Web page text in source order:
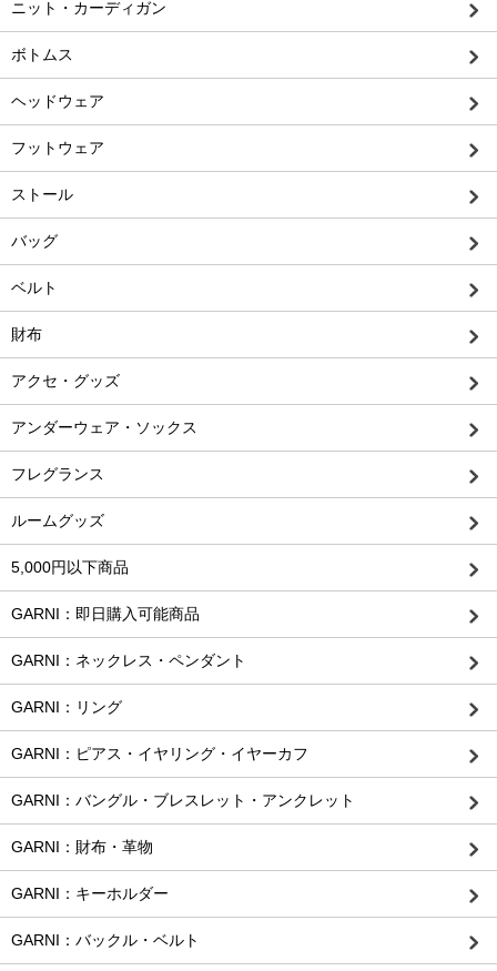
ニット・カーディガン
ボトムス
ヘッドウェア
フットウェア
ストール
バッグ
ベルト
財布
アクセ・グッズ
アンダーウェア・ソックス
フレグランス
ルームグッズ
5,000円以下商品
GARNI：即日購入可能商品
GARNI：ネックレス・ペンダント
GARNI：リング
GARNI：ピアス・イヤリング・イヤーカフ
GARNI：バングル・ブレスレット・アンクレット
GARNI：財布・革物
GARNI：キーホルダー
GARNI：バックル・ベルト